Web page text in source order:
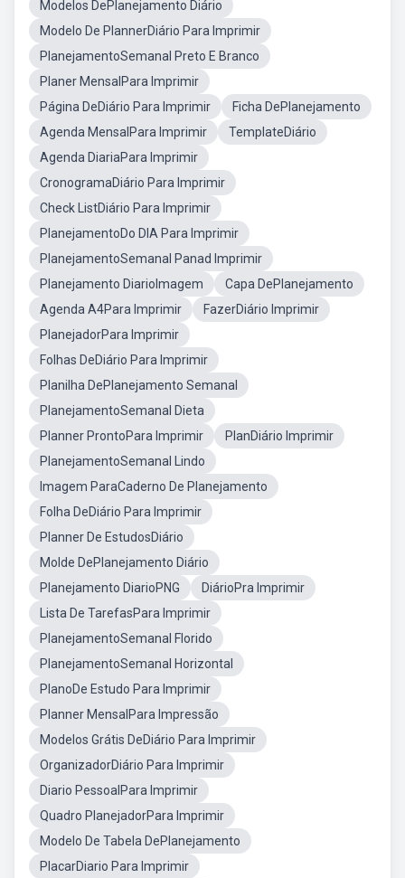
Modelos DePlanejamento Diário
Modelo De PlannerDiário Para Imprimir
PlanejamentoSemanal Preto E Branco
Planer MensalPara Imprimir
Página DeDiário Para Imprimir
Ficha DePlanejamento
Agenda MensalPara Imprimir
TemplateDiário
Agenda DiariaPara Imprimir
CronogramaDiário Para Imprimir
Check ListDiário Para Imprimir
PlanejamentoDo DIA Para Imprimir
PlanejamentoSemanal Panad Imprimir
Planejamento DiarioImagem
Capa DePlanejamento
Agenda A4Para Imprimir
FazerDiário Imprimir
PlanejadorPara Imprimir
Folhas DeDiário Para Imprimir
Planilha DePlanejamento Semanal
PlanejamentoSemanal Dieta
Planner ProntoPara Imprimir
PlanDiário Imprimir
PlanejamentoSemanal Lindo
Imagem ParaCaderno De Planejamento
Folha DeDiário Para Imprimir
Planner De EstudosDiário
Molde DePlanejamento Diário
Planejamento DiarioPNG
DiárioPra Imprimir
Lista De TarefasPara Imprimir
PlanejamentoSemanal Florido
PlanejamentoSemanal Horizontal
PlanoDe Estudo Para Imprimir
Planner MensalPara Impressão
Modelos Grátis DeDiário Para Imprimir
OrganizadorDiário Para Imprimir
Diario PessoalPara Imprimir
Quadro PlanejadorPara Imprimir
Modelo De Tabela DePlanejamento
PlacarDiario Para Imprimir